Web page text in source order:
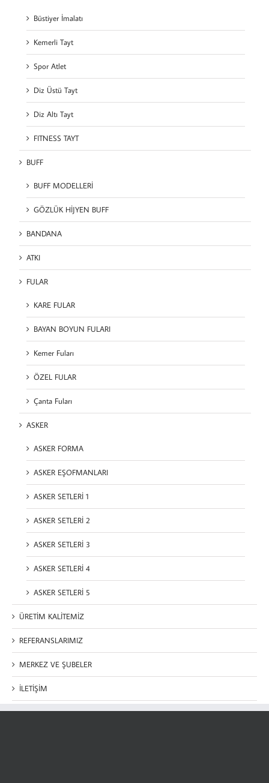
Büstiyer İmalatı
Kemerli Tayt
Spor Atlet
Diz Üstü Tayt
Diz Altı Tayt
FITNESS TAYT
BUFF
BUFF MODELLERİ
GÖZLÜK HİJYEN BUFF
BANDANA
ATKI
FULAR
KARE FULAR
BAYAN BOYUN FULARI
Kemer Fuları
ÖZEL FULAR
Çanta Fuları
ASKER
ASKER FORMA
ASKER EŞOFMANLARI
ASKER SETLERİ 1
ASKER SETLERİ 2
ASKER SETLERİ 3
ASKER SETLERİ 4
ASKER SETLERİ 5
ÜRETİM KALİTEMİZ
REFERANSLARIMIZ
MERKEZ VE ŞUBELER
İLETİŞİM